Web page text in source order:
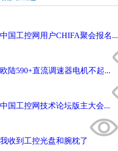
中国工控网用户CHIFA聚会报名...
欧陆590+直流调速器电机不起...
中国工控网技术论坛版主大会...
我收到工控光盘和腕枕了